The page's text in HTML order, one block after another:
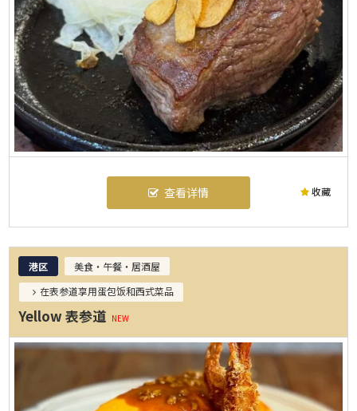
收藏
查看详情
港区
美食・午餐・居酒屋
在表参道享用蛋包饭和西式菜品
Yellow 表参道 NEW